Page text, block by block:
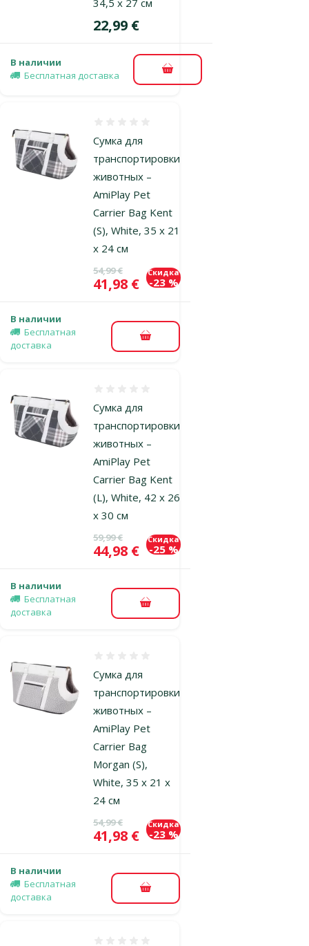
Цена
22,99 €
В наличии
Бесплатная доставка
В корзину
Сумка для
транспортировки
животных –
AmiPlay Pet
Carrier Bag Kent
(S), White, 35 x 21
x 24 см
Исходная цена
54,99 €
Цена
41,98 €
Скидка
-23 %
В наличии
Бесплатная
доставка
В корзину
Сумка для
транспортировки
животных –
AmiPlay Pet
Carrier Bag Kent
(L), White, 42 x 26
x 30 см
Исходная цена
59,99 €
Цена
44,98 €
Скидка
-25 %
В наличии
Бесплатная
доставка
В корзину
Сумка для
транспортировки
животных –
AmiPlay Pet
Carrier Bag
Morgan (S),
White, 35 x 21 x
24 см
Исходная цена
54,99 €
Цена
41,98 €
Скидка
-23 %
В наличии
Бесплатная
доставка
В корзину